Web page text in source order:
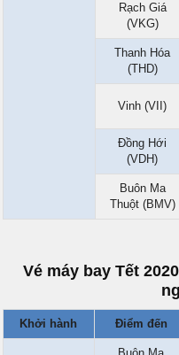
Rạch Giá
(VKG)
Thanh Hóa
(THD)
Vinh (VII)
Đồng Hới
(VDH)
Buôn Ma
Thuột (BMV)
Vé máy bay Tết
Khởi hành Điểm đến